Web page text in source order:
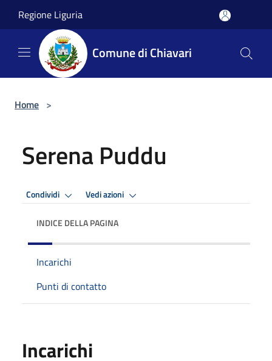
Regione Liguria
Comune di Chiavari
Home >
Serena Puddu
Condividi Vedi azioni
INDICE DELLA PAGINA
Incarichi
Punti di contatto
Incarichi